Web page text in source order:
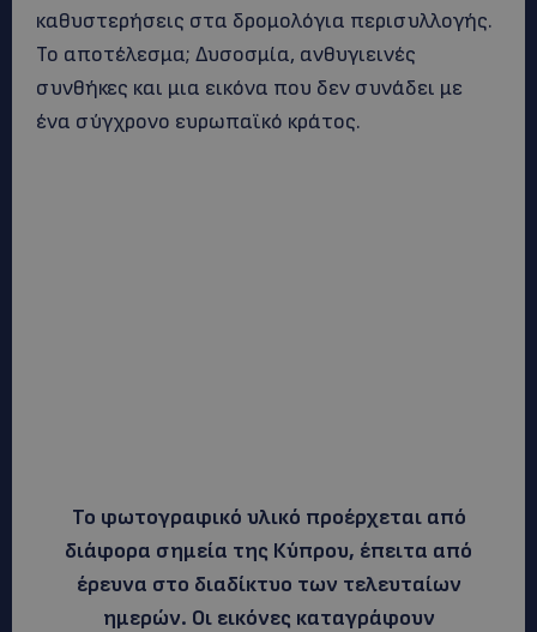
καθυστερήσεις στα δρομολόγια περισυλλογής.
Το αποτέλεσμα; Δυσοσμία, ανθυγιεινές
συνθήκες και μια εικόνα που δεν συνάδει με
ένα σύγχρονο ευρωπαϊκό κράτος.
Το φωτογραφικό υλικό προέρχεται από
διάφορα σημεία της Κύπρου, έπειτα από
έρευνα στο διαδίκτυο των τελευταίων
ημερών. Οι εικόνες καταγράφουν